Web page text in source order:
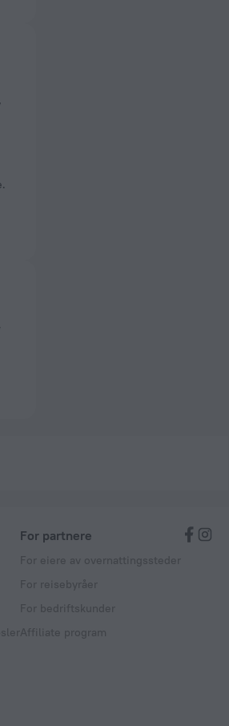
For partnere
For eiere av overnattingssteder
For reisebyråer
For bedriftskunder
Affiliate program